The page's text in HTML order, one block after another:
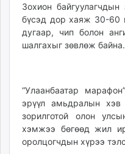
Зохион
бүсэд дор хаяж 30-60
дугаар, чип болон
шалгахыг зөвлөж байна.
“Улаанбаатар
эрүүл амьдралын хэв
зорилготой олон
хэмжээ бөгөөд жил
оролцогчдын хүрээ